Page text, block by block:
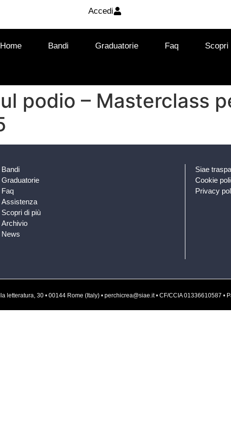
Accedi
Home Bandi Graduatorie Faq Scopri
podio – Masterclass
Bandi
Graduatorie
Faq
Assistenza
Scopri di più
Archivio
News
Siae
Cookie
Privacy
30 • 00144 Rome (Italy) • perchicrea@siae.it • CF/CCIA 01336610587 •